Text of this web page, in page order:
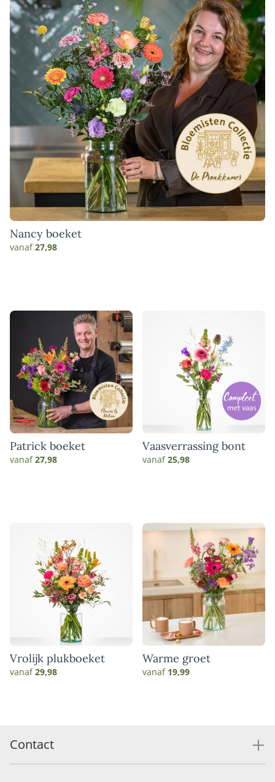
Nancy boeket
vanaf27,98
Patrick boeket
vanaf27,98
Vaasverrassing bont
vanaf25,98
Vrolijk plukboeket
vanaf29,98
Warme groet
vanaf 19,99
Contact